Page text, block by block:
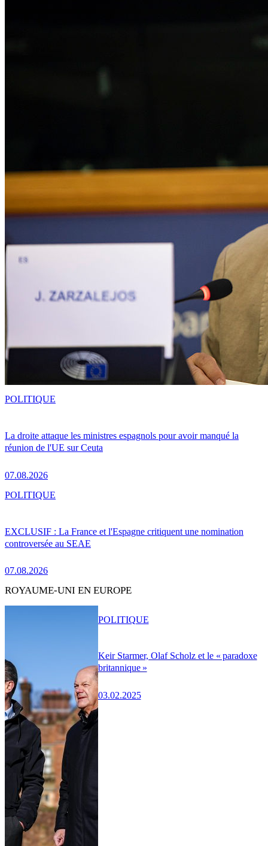
La droite attaque les ministres espagnols pour avoir manqué la
réunion de l'UE sur Ceuta
07.08.2026
POLITIQUE
EXCLUSIF : La France et l'Espagne critiquent une nomination
controversée au SEAE
07.08.2026
POLITIQUE
ROYAUME-UNI EN EUROPE
Keir Starmer, Olaf Scholz et le « paradoxe
britannique »
03.02.2025
POLITIQUE